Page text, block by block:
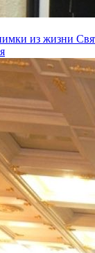
из жизни